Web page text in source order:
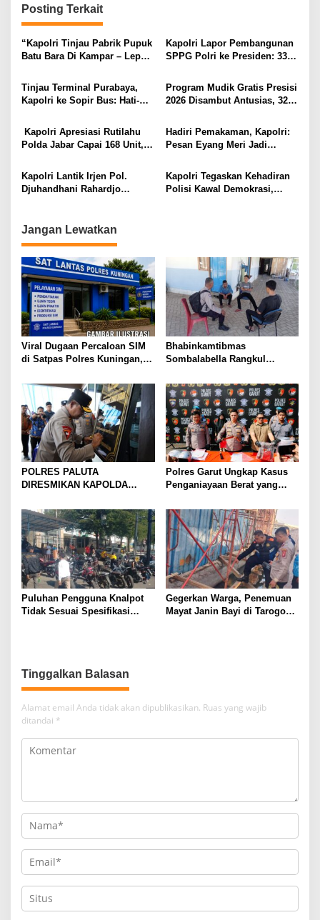
Posting Terkait
“Kapolri Tinjau Pabrik Pupuk
Batu Bara Di Kampar – Lepas
Kelompok Tani Riau,
Kapolres Kampar Awasi
Keamanan”
Kapolri Lapor Pembangunan
SPPG Polri ke Presiden: 33
47 Pakai Energi Terbarukan
Tinjau Terminal Purabaya,
Kapolri ke Sopir Bus: Hati-
Pemudik
Program Mudik Gratis Presisi
2026 Disambut Antusias, 32
Kapolri Apresiasi Rutilahu
Polda Jabar Capai 168 Unit,
Rakyat
Hadiri Pemakaman, Kapolri:
Pesan Eyang Meri Jadi
Keluarga Besar Polri
Kapolri Lantik Irjen Pol.
Djuhandhani Rahardjo
Hartono
Kapolri Tegaskan Kehadiran
Polisi Kawal Demokrasi,
Jangan Lewatkan
Viral Dugaan Percaloan SIM
di Satpas Polres Kuningan,
dan Penguatan Pengawasan
Bhabinkamtibmas
Sombalabella Rangkul
Kamtibmas dan Semarakkan
HUT Ke-81 RI
POLRES PALUTA
DIRESMIKAN KAPOLDA
GUNUNGTUA
Polres Garut Ungkap Kasus
Penganiayaan Berat yang
Meninggal Dunia
Puluhan Pengguna Knalpot
Tidak Sesuai Spesifikasi
Gegerkan Warga, Penemuan
Mayat Janin Bayi di Tarogong
Tinggalkan Balasan
Alamat email Anda tidak akan dipublikasikan. Ruas yang wajib
ditandai *